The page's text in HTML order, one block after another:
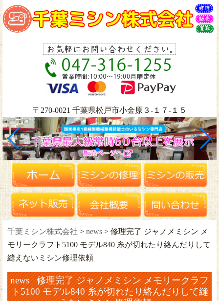
〒270-0021 千葉県松戸市小金原３-１７-１５
千葉ミシン株式会社 > news > 修理完了 ジャノメミシン メ
モリークラフト5100 モデル840 糸が切れたり絡んだりして
縫えないミシン修理依頼
news 修理完了 ジャノメミシン メモリークラフ
ト5100 モデル840 糸が切れたり絡んだりして縫